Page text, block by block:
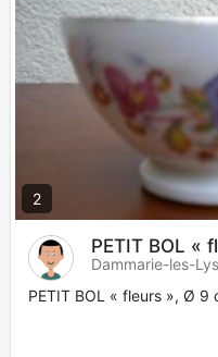
2
PETIT BOL «
Dammarie-les-Lys
PETIT BOL « fleurs », Ø 9